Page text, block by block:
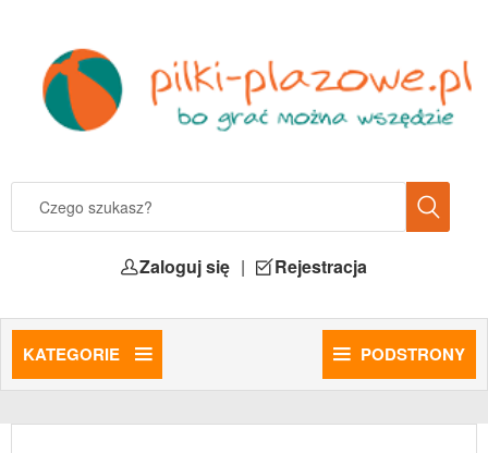
Zaloguj się | Rejestracja
KATEGORIE PODSTRONY